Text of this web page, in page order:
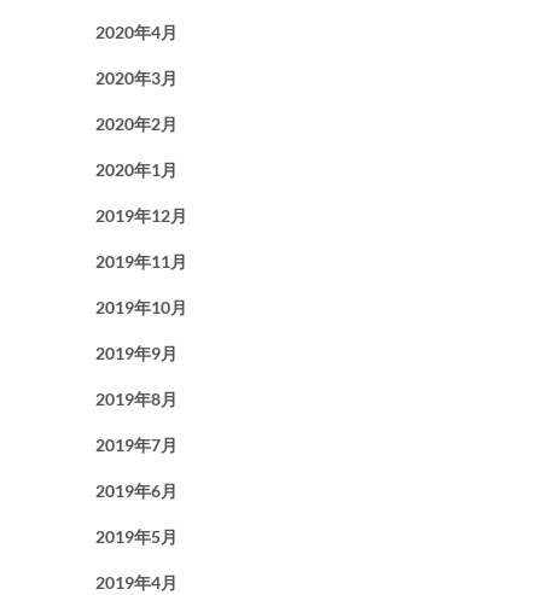
2020年4月
2020年3月
2020年2月
2020年1月
2019年12月
2019年11月
2019年10月
2019年9月
2019年8月
2019年7月
2019年6月
2019年5月
2019年4月